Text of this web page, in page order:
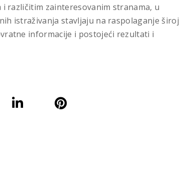
različitim zainteresovanim stranama, u
istraživanja stavljaju na raspolaganje široj
informacije i postojeći rezultati i